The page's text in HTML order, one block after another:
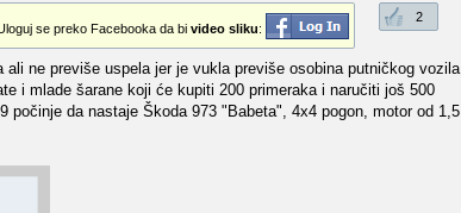
2
se preko Facebooka da bi video sliku:
ne previše uspela jer je vukla previše osobina putničkog vozila
i mlade šarane koji će kupiti 200 primeraka i naručiti još 500
da nastaje Škoda 973 "Babeta", 4x4 pogon, motor od 1,5